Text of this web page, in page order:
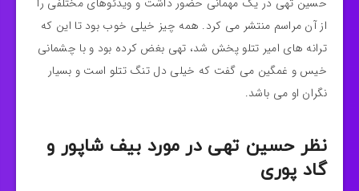
از آن مراسم منتشر می کرد. همه چیز خیلی خوب بود تا این که
ترانه های امیر تتلو پخش شد، تهی بغض کرده بود و با چشمانی
خیس و غمگین می گفت که خیلی دل تنگ تتلو است و بسیار
نگران او می باشد.
نظر حسین تهی در مورد بیف شاپور و
گاد پوری